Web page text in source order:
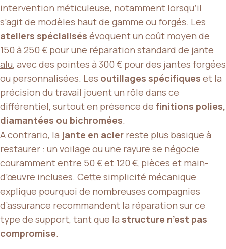
intervention méticuleuse, notamment lorsqu’il
s’agit de modèles haut de gamme ou forgés. Les
ateliers spécialisés évoquent un coût moyen de
150 à 250 € pour une réparation standard de jante
alu, avec des pointes à 300 € pour des jantes forgées
ou personnalisées. Les outillages spécifiques et la
précision du travail jouent un rôle dans ce
différentiel, surtout en présence de finitions polies,
diamantées ou bichromées.
A contrario, la jante en acier reste plus basique à
restaurer : un voilage ou une rayure se négocie
couramment entre 50 € et 120 €, pièces et main-
d’œuvre incluses. Cette simplicité mécanique
explique pourquoi de nombreuses compagnies
d’assurance recommandent la réparation sur ce
type de support, tant que la structure n’est pas
compromise.